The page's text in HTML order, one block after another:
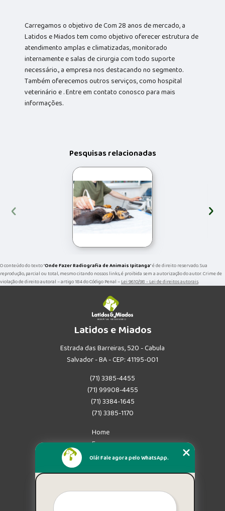
Carregamos o objetivo de Com 28 anos de mercado, a
Latidos e Miados tem como objetivo oferecer estrutura de
atendimento amplas e climatizadas, monitorado
internamente e salas de cirurgia com todo suporte
necessário., a empresa nos destacando no segmento.
Também oferecemos outros serviços, como hospital
veterinário e . Entre em contato conosco para mais
informações.
Pesquisas relacionadas
‹ ›
O conteúdo do texto "Onde Fazer Radiografia de Animais Ipitanga" é de direito reservado. Sua
reprodução, parcial ou total, mesmo citando nossos links, é proibida sem a autorização do autor. Crime de
violação de direito autoral – artigo 184 do Código Penal –Lei 9610/98 - Lei de direitos autorais.
Latidos e Miados
Estrada das Barreiras, 520 - Cabula
Salvador - BA - CEP: 41195-001
(71) 3385-4455
(71) 99908-4455
(71) 3384-1645
(71) 3385-1170
Home
Empresa
Missão
Mapa do site
Olá! Fale agora pelo WhatsApp.